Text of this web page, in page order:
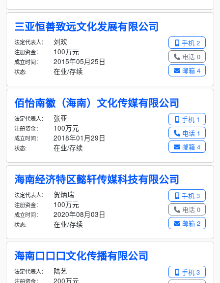
三亚恒善致远文化发展有限公司
手机 2
电话 0
邮箱 4
法定代表人： 刘欢
注册资金： 100万元
成立时间： 2015年05月25日
状态: 在业/存续
佰怡南徽（海南）文化传媒有限公司
手机 1
电话 1
邮箱 4
法定代表人： 张亚
注册资金： 100万元
成立时间： 2018年01月29日
状态: 在业/存续
海南经济特区懿轩传媒科技有限公司
手机 3
电话 0
邮箱 2
法定代表人： 贺炳瑞
注册资金： 100万元
成立时间： 2020年08月03日
状态: 在业/存续
海南口口口文化传播有限公司
手机 3
法定代表人： 陆艺
注册资金： 200万元